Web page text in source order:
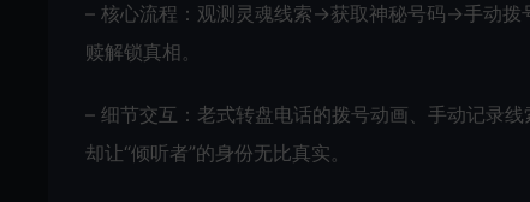
– 核心流程：观测灵魂线索→获取神秘号码→手动
赎解锁真相。
– 细节交互：老式转盘电话的拨号动画、手动记录
却让“倾听者”的身份无比真实。